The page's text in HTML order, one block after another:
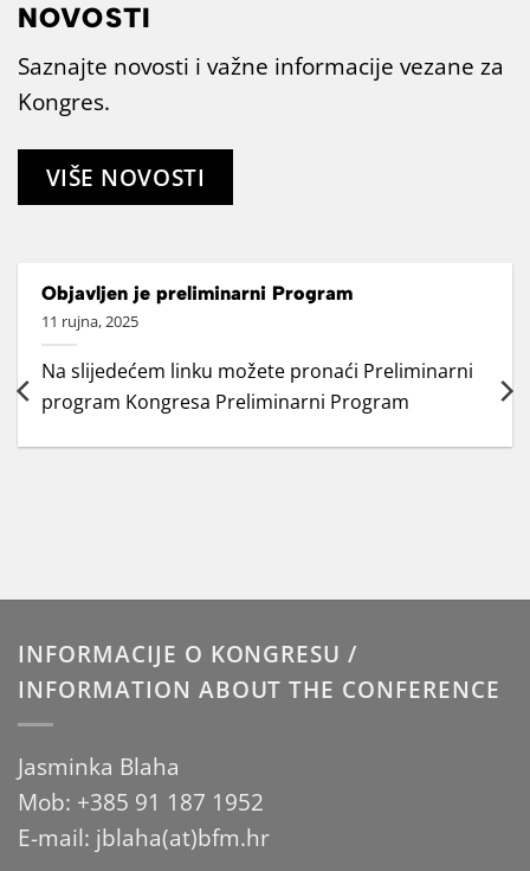
NOVOSTI
Saznajte novosti i važne informacije vezane za
Kongres.
VIŠE NOVOSTI
Objavljen je preliminarni Program
11 rujna, 2025
Na slijedećem linku možete pronaći Preliminarni
program Kongresa Preliminarni Program
INFORMACIJE O KONGRESU /
INFORMATION ABOUT THE CONFERENCE
Jasminka Blaha
Mob: +385 91 187 1952
E-mail: jblaha(at)bfm.hr